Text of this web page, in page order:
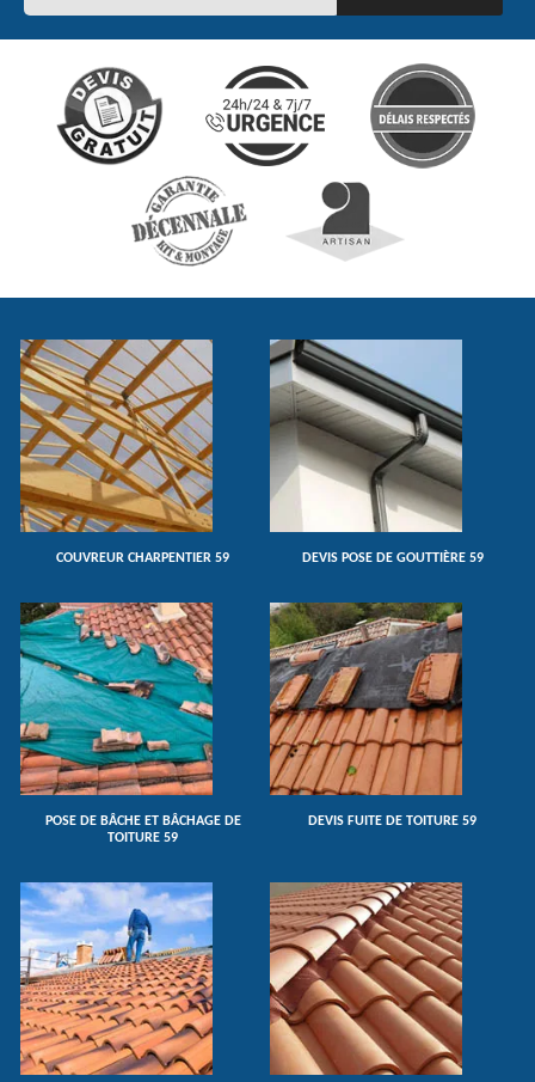
COUVREUR CHARPENTIER 59 DEVIS POSE DE GOUTTIÈRE 59
POSE DE BÂCHE ET BÂCHAGE DE
TOITURE 59
DEVIS FUITE DE TOITURE 59